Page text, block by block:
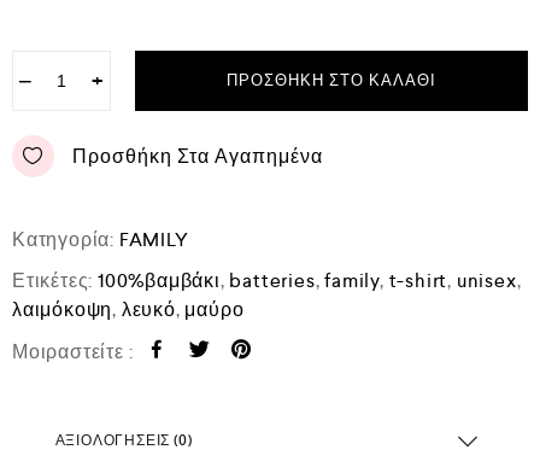
− + ΠΡΟΣΘΉΚΗ ΣΤΟ ΚΑΛΆΘΙ
Προσθήκη Στα Αγαπημένα
Κατηγορία: FAMILY
Ετικέτες: 100%βαμβάκι, batteries,family, t-shirt, unisex,
λαιμόκοψη, λευκό, μαύρο
Μοιραστείτε :
ΑΞΙΟΛΟΓΉΣΕΙΣ (0)